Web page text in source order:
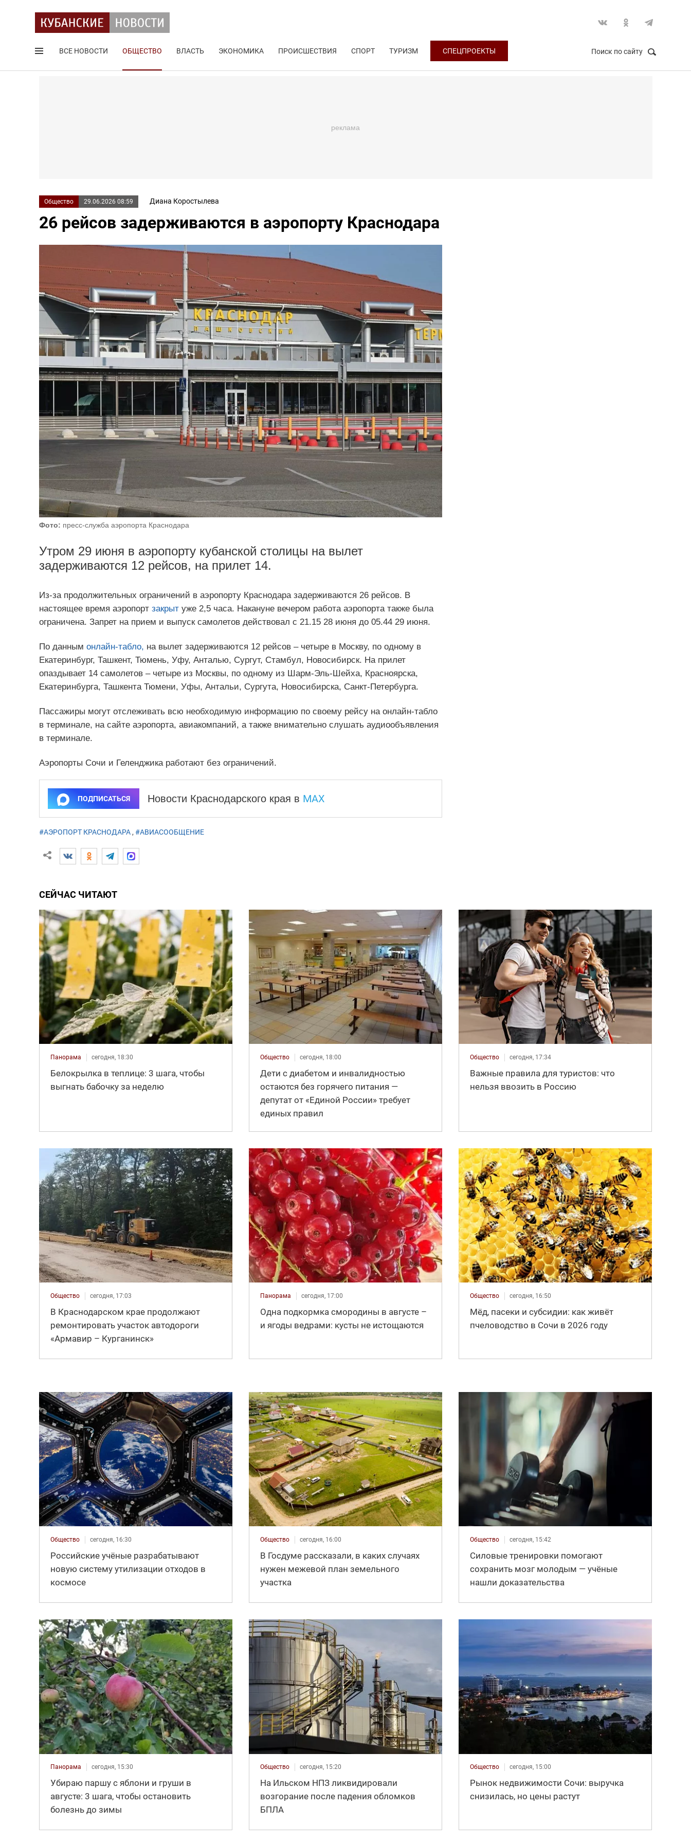
ВСЕ НОВОСТИ ОБЩЕСТВО ВЛАСТЬ ЭКОНОМИКА ПРОИСШЕСТВИЯ СПОРТ ТУРИЗМ СПЕЦПРОЕКТЫ Поиск по сайту
Общество 29.06.2026 08:59 Диана Коростылева
26 рейсов задерживаются в аэропорту Краснодара
Фото: пресс-служба аэропорта Краснодара
Утром 29 июня в аэропорту кубанской столицы на вылет
задерживаются 12 рейсов, на прилет 14.
Из-за продолжительных ограничений в аэропорту Краснодара задерживаются 26 рейсов. В
настоящее время аэропорт закрытуже 2,5 часа. Накануне вечером работа аэропорта также была
ограничена. Запрет на прием и выпуск самолетов действовал с 21.15 28 июня до 05.44 29 июня.
По данным онлайн-табло, на вылет задерживаются 12 рейсов – четыре в Москву, по одному в
Екатеринбург, Ташкент, Тюмень, Уфу, Анталью, Сургут, Стамбул, Новосибирск. На прилет
опаздывает 14 самолетов – четыре из Москвы, по одному из Шарм-Эль-Шейха, Красноярска,
Екатеринбурга, Ташкента Тюмени, Уфы, Антальи, Сургута, Новосибирска, Санкт-Петербурга.
Пассажиры могут отслеживать всю необходимую информацию по своему рейсу на онлайн-табло
в терминале, на сайте аэропорта, авиакомпаний, а также внимательно слушать аудиообъявления
в терминале.
Аэропорты Сочи и Геленджика работают без ограничений.
ПОДПИСАТЬСЯ Новости Краснодарского края в MAX
#АЭРОПОРТ КРАСНОДАРА, #АВИАСООБЩЕНИЕ
СЕЙЧАС ЧИТАЮТ
Панорама сегодня, 18:30
Белокрылка в теплице: 3 шага, чтобы
выгнать бабочку за неделю
Общество сегодня, 18:00
Дети с диабетом и инвалидностью
остаются без горячего питания —
депутат от «Единой России» требует
единых правил
Общество сегодня, 17:34
Важные правила для туристов: что
нельзя ввозить в Россию
Общество сегодня, 17:03
В Краснодарском крае продолжают
ремонтировать участок автодороги
«Армавир – Курганинск»
Панорама сегодня, 17:00
Одна подкормка смородины в августе –
и ягоды ведрами: кусты не истощаются
Общество сегодня, 16:50
Мёд, пасеки и субсидии: как живёт
пчеловодство в Сочи в 2026 году
Общество сегодня, 16:30
Российские учёные разрабатывают
новую систему утилизации отходов в
космосе
Общество сегодня, 16:00
В Госдуме рассказали, в каких случаях
нужен межевой план земельного
участка
Общество сегодня, 15:42
Силовые тренировки помогают
сохранить мозг молодым — учёные
нашли доказательства
Панорама сегодня, 15:30
Убираю паршу с яблони и груши в
августе: 3 шага, чтобы остановить
болезнь до зимы
Общество сегодня, 15:20
На Ильском НПЗ ликвидировали
возгорание после падения обломков
БПЛА
Общество сегодня, 15:00
Рынок недвижимости Сочи: выручка
снизилась, но цены растут